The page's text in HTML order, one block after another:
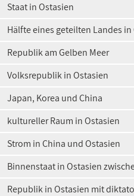
Staat in Ostasien
Hälfte eines geteilten Landes in
Republik am Gelben Meer
Volksrepublik in Ostasien
Japan, Korea und China
kultureller Raum in Ostasien
Strom in China und Ostasien
Binnenstaat in Ostasien
Republik in Ostasien mit